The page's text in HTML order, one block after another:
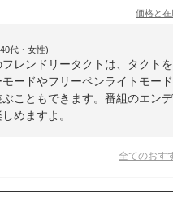
価格と在
代・女性)
フレンドリータクトは、タクト
モードやフリーペンライトモー
ぶこともできます。番組のエン
めますよ。
全てのおす